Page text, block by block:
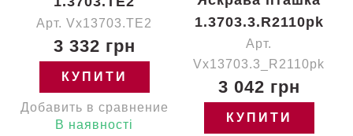
Арт. Vx13703.TE2
3 332 грн
КУПИТИ
Добавить в сравнение
В наявності
1.3703.3.R2110pk
Арт.
Vx13703.3_R2110pk
3 042 грн
КУПИТИ